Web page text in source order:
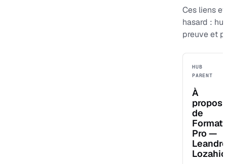
Ces liens
hasard :
preuve et
HUB
PARENT
À
propos
de
Pro —
Leandro
Lozahic